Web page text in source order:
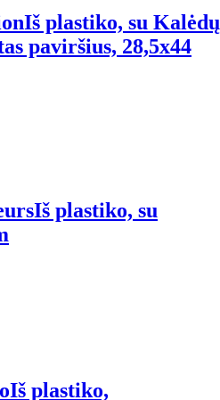
Iš plastiko, su Kalėdų
paviršius, 28,5x44
Iš plastiko, su
Iš plastiko,